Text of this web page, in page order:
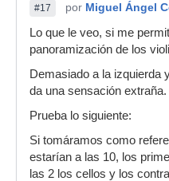
#17 por Miguel Ángel
Lo que le veo, si me
panoramización de los
Demasiado a la izquierda
da una sensación extraña.
Prueba lo siguiente:
Si tomáramos como
estarían a las 10, los
las 2 los cellos y los